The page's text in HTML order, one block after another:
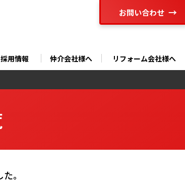
お問い合わせ
採用情報 仲介会社様へ リフォーム会社様へ
。